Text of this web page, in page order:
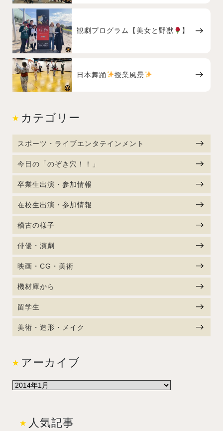
観劇プログラム【美女と野獣 】
日本舞踊 授業風景
カテゴリー
スポーツ・ライブエンタテインメント
今日の「のぞき穴！！」
卒業生出演・参加情報
在校生出演・参加情報
稽古の様子
俳優・演劇
映画・CG・美術
機材庫から
留学生
美術・造形・メイク
アーカイブ
人気記事